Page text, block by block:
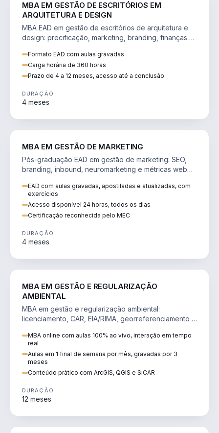
MBA EM GESTÃO DE ESCRITÓRIOS EM
ARQUITETURA E DESIGN
MBA EAD em gestão de escritórios de arquitetura e
design: precificação, marketing, branding, finanças e
Formato EAD com aulas gravadas
Carga horária de 360 horas
Prazo de 4 a 12 meses, acesso até a conclusão
DURAÇÃO
4 meses
MBA EM GESTÃO DE MARKETING
Pós-graduação EAD em gestão de marketing: SEO,
branding, inbound, neuromarketing e métricas web
EAD com aulas gravadas, apostiladas e atualizadas, com
exercícios
Acesso disponível 24 horas, todos os dias
Certificação reconhecida pelo MEC
DURAÇÃO
4 meses
MBA EM GESTÃO E REGULARIZAÇÃO
AMBIENTAL
MBA em gestão e regularização ambiental:
licenciamento, CAR, EIA/RIMA, georreferenciamento e
MBA online com aulas 100% ao vivo, interação em tempo
real
Aulas em 1 final de semana por mês, gravadas por 3
meses
Conteúdo prático com ArcGIS, QGIS e SiCAR
DURAÇÃO
12 meses